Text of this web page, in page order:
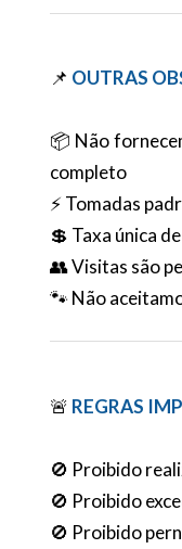
📌 OUTRAS
📦 Não
completo
⚡ Tomadas
💲 Taxa única
👥 Visitas são
🐾 Não
🚨 REGRAS
🚫 Proibido
🚫 Proibido
🚫 Proibido